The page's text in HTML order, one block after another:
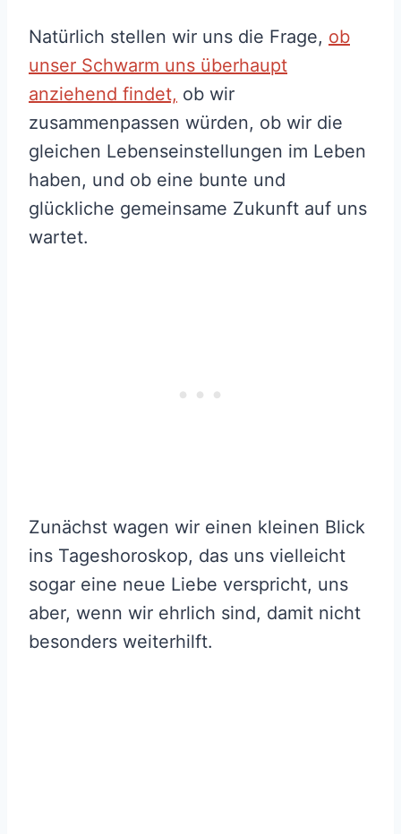
Natürlich stellen wir uns die Frage, ob
unser Schwarm uns überhaupt
anziehend findet, ob wir
zusammenpassen würden, ob wir die
gleichen Lebenseinstellungen im Leben
haben, und ob eine bunte und
glückliche gemeinsame Zukunft auf uns
wartet.
Zunächst wagen wir einen kleinen Blick
ins Tageshoroskop, das uns vielleicht
sogar eine neue Liebe verspricht, uns
aber, wenn wir ehrlich sind, damit nicht
besonders weiterhilft.